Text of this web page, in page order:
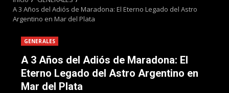
A 3 Años del Adiós de Maradona: El Eterno Legado del Astro
Argentino en Mar del Plata
GENERALES
A 3 Años del Adiós de Maradona: El
Eterno Legado del Astro Argentino en
Mar del Plata